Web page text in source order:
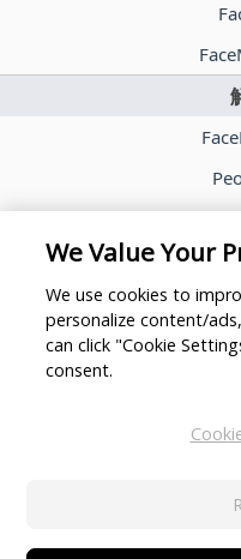
關
We Value Your
We use cookies to
personalize content/
can click "Cookie
consent.